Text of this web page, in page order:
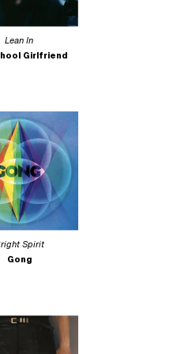
Lean In
Girlfriend
Spirit
Gong